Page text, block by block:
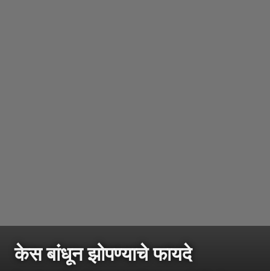
केस बांधून झोपण्याचे फायदे